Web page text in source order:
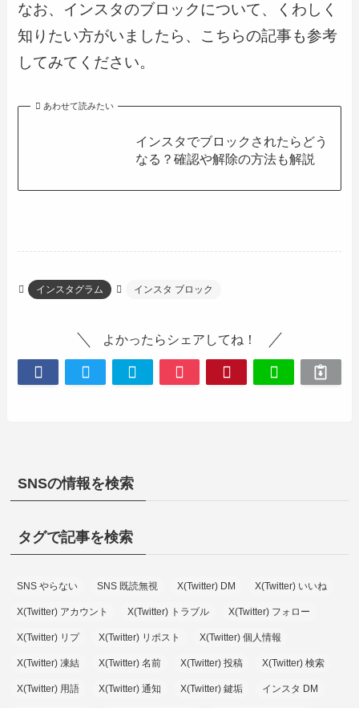
なお、インスタのブロックについて、くわしく
知りたい方がいましたら、こちらの記事も参考
してみてください。
あわせて読みたい
インスタでブロックされたらどう
なる？確認や解除の方法も解説
インスタグラム インスタ ブロック
よかったらシェアしてね！
SNSの情報を検索
タグで記事を検索
SNS やらない SNS 既読無視 X(Twitter) DM X(Twitter) いいね
X(Twitter) アカウント X(Twitter) トラブル X(Twitter) フォロー
X(Twitter) リプ X(Twitter) リポスト X(Twitter) 個人情報
X(Twitter) 凍結 X(Twitter) 名前 X(Twitter) 投稿 X(Twitter) 検索
X(Twitter) 用語 X(Twitter) 通知 X(Twitter) 鍵垢 インスタ DM